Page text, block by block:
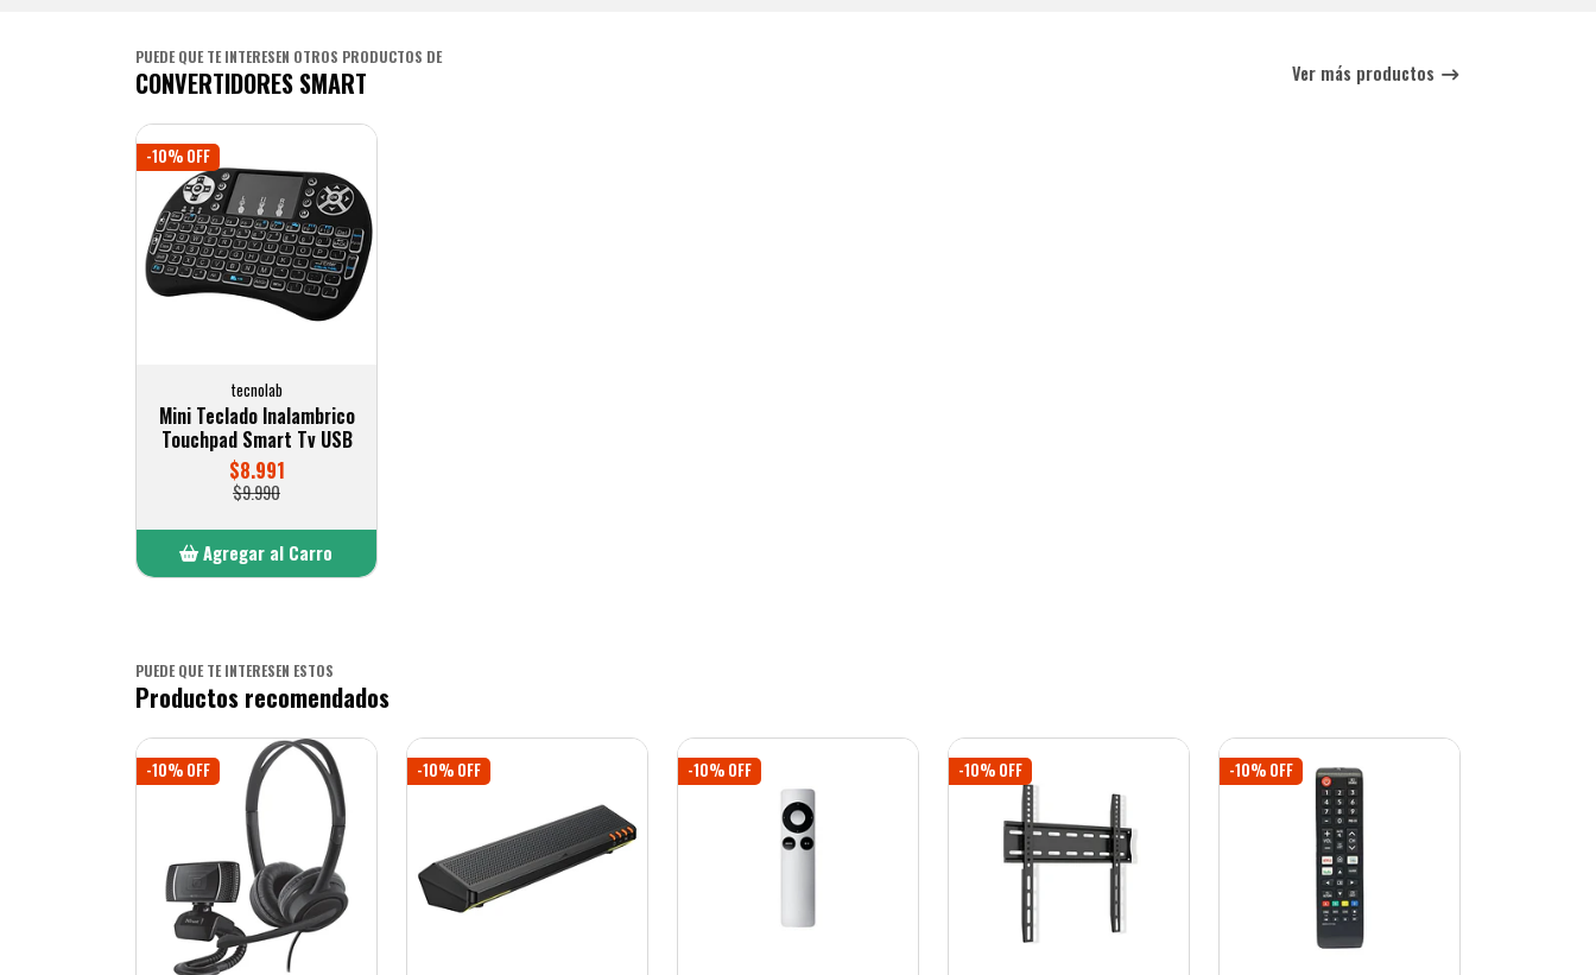
PUEDE QUE TE INTERESEN OTROS PRODUCTOS DE
CONVERTIDORES SMART Ver más productos
-10% OFF
tecnolab
Mini Teclado Inalambrico
Touchpad Smart Tv USB
$8.991
$9.990
Agregar al Carro
PUEDE QUE TE INTERESEN ESTOS
Productos recomendados
-10% OFF -10% OFF -10% OFF -10% OFF -10% OFF